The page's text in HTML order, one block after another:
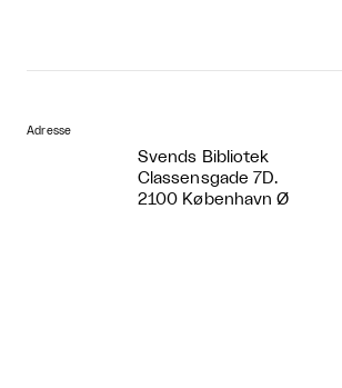
Adresse
Svends Bibliotek
Classensgade 7D.
2100 København Ø